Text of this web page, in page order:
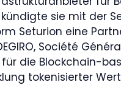
kündigte sie mit der
Seturion eine
Société
für die Blockchain-
tokenisierter